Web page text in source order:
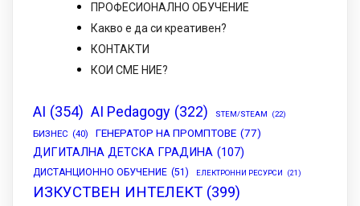
ПРОФЕСИОНАЛНО ОБУЧЕНИЕ
Какво е да си креативен?
КОНТАКТИ
КОИ СМЕ НИЕ?
AI (354) AI Pedagogy (322) STEM/STEAM (22)
БИЗНЕС (40) ГЕНЕРАТОР НА ПРОМПТОВЕ (77)
ДИГИТАЛНА ДЕТСКА ГРАДИНА (107)
ДИСТАНЦИОННО ОБУЧЕНИЕ (51) ЕЛЕКТРОННИ РЕСУРСИ (21)
ИЗКУСТВЕН ИНТЕЛЕКТ (399)